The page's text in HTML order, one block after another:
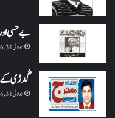
بے حسی
جولائی 31, 2026
گُدڑی کے
جولائی 31, 2026